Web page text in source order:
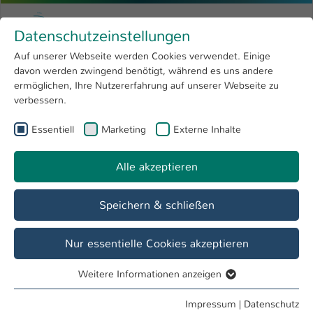
Menu
Forschung 4
Open submenu
Hochschule
International
Zum Hauptinhalt springen
Hochschule Kaiserslautern
Sie sind hier: Info zum Nachteilsausgleich
Diversitätsmanagement
Übersicht Info & Beratung
Beantragung eines Nachteilsausgleichs
In der Allgemeinen Bachelor-Prüfungsordnung der
Hochschule Kaiserslautern steht unter §6 geschrieben:
Datenschutzeinstellungen
Auf unserer Webseite werden Cookies verwendet. Einige
davon werden zwingend benötigt, während es uns andere
ermöglichen, Ihre Nutzererfahrung auf unserer Webseite zu
verbessern.
Essentiell Marketing Externe Inhalte
Alle akzeptieren
Speichern & schließen
Nur essentielle Cookies akzeptieren
Essentielle Cookies werden für grundlegende Funktionen
Weitere Informationen anzeigen
Impressum | Datenschutz